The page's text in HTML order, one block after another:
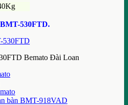
530FTD.
Bemato Đài Loan
bàn BMT-918VAD